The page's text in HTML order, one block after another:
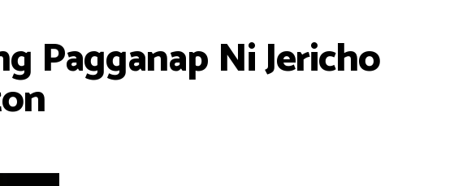
Pagganap Ni Jericho